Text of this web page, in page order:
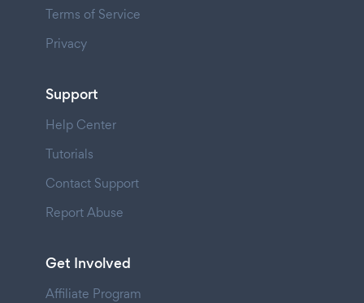
Terms of Service
Privacy
Support
Help Center
Tutorials
Contact Support
Report Abuse
Get Involved
Affiliate Program